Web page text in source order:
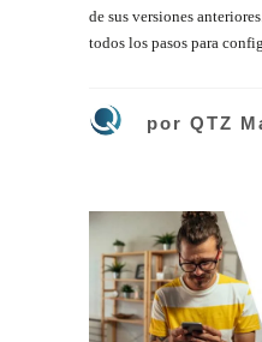
de sus versiones
todos los pasos para
por QTZ